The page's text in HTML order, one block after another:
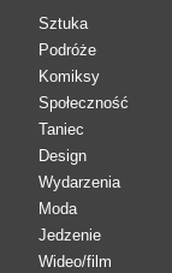
Sztuka
Podróże
Komiksy
Społeczność
Taniec
Design
Wydarzenia
Moda
Jedzenie
Wideo/film